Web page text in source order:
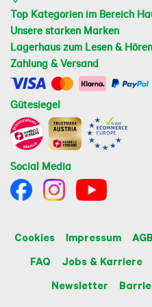
Top Kategorien im Bereich
Unsere starken Marken
Lagerhaus zum Lesen & Hören
Zahlung & Versand
Gütesiegel
Social Media
Cookies Impressum AGB
FAQ
Jobs & Karriere
Newsletter